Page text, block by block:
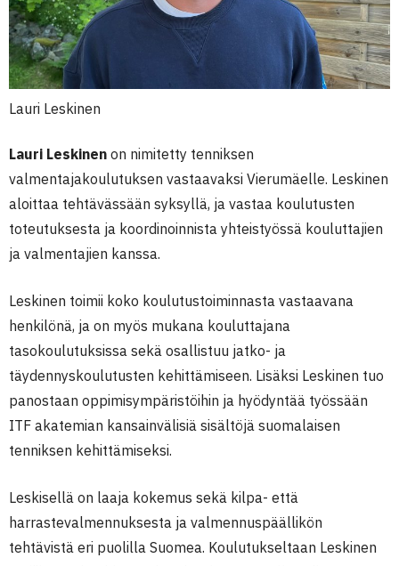
Lauri Leskinen
Lauri Leskinen on nimitetty tenniksen
valmentajakoulutuksen vastaavaksi Vierumäelle. Leskinen
aloittaa tehtävässään syksyllä, ja vastaa koulutusten
toteutuksesta ja koordinoinnista yhteistyössä kouluttajien
ja valmentajien kanssa.
Leskinen toimii koko koulutustoiminnasta vastaavana
henkilönä, ja on myös mukana kouluttajana
tasokoulutuksissa sekä osallistuu jatko- ja
täydennyskoulutusten kehittämiseen. Lisäksi Leskinen tuo
panostaan oppimisympäristöihin ja hyödyntää työssään
ITF akatemian kansainvälisiä sisältöjä suomalaisen
tenniksen kehittämiseksi.
Leskisellä on laaja kokemus sekä kilpa- että
harrastevalmennuksesta ja valmennuspäällikön
tehtävistä eri puolilla Suomea. Koulutukseltaan Leskinen